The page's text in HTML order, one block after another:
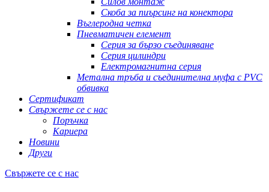
Скоба за пиърсинг на конектора
Въглеродна четка
Пневматичен елемент
Серия за бързо съединяване
Серия цилиндри
Електромагнитна серия
Метална тръба и съединителна муфа с PVC
обвивка
Сертификат
Свържете се с нас
Поръчка
Кариера
Новини
Други
Свържете се с нас